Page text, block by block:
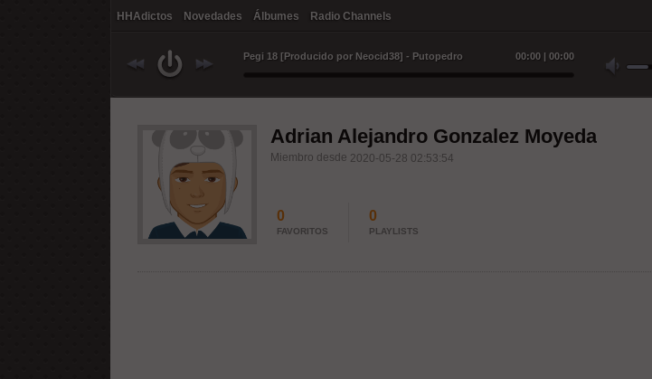
HHAdictos Novedades Álbumes Radio Channels
Pegi 18 [Producido por Neocid38] - Putopedro 00:00 | 00:00
Adrian Alejandro Gonzalez Moyeda
Miembro desde 2020-05-28 02:53:54
0
FAVORITOS
0
PLAYLISTS